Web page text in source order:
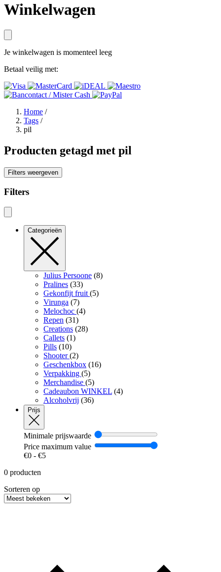
Winkelwagen
Je winkelwagen is momenteel leeg
Betaal veilig met:
Home /
Tags /
pil
Producten getagd met pil
Filters weergeven
Filters
Categorieën
Julius Persoone (8)
Pralines (33)
Gekonfijt fruit (5)
Virunga (7)
Melochoc (4)
Repen (31)
Creations (28)
Callets (1)
Pills (10)
Shooter(2)
Geschenkbox (16)
Verpakking (5)
Merchandise (5)
Cadeaubon WINKEL (4)
Alcoholvrij (36)
Prijs
Minimale prijswaarde
Price maximum value
€0 - €5
0 producten
Sorteren op